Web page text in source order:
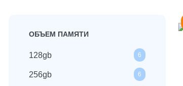
ОБЪЕМ ПАМЯТИ
128gb 6
256gb 6